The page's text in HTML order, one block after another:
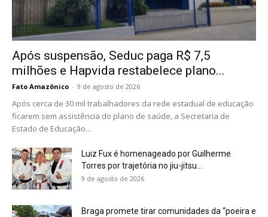
Após suspensão, Seduc paga R$ 7,5
milhões e Hapvida restabelece plano...
Fato Amazônico - 9 de agosto de 2026
Após cerca de 30 mil trabalhadores da rede estadual de educação
ficarem sem assistência do plano de saúde, a Secretaria de
Estado de Educação...
Luiz Fux é homenageado por Guilherme
Torres por trajetória no jiu-jitsu...
9 de agosto de 2026
Braga promete tirar comunidades da “poeira e